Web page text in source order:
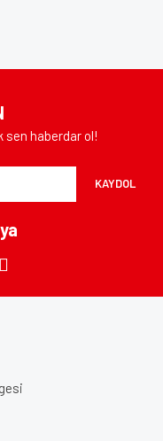
bulunuyor.
sen haberdar ol!
KAYDOL